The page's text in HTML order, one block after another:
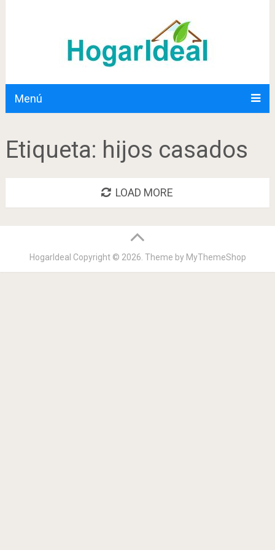
Menú
Etiqueta: hijos casados
LOAD MORE
HogarIdeal Copyright © 2026. Theme by MyThemeShop